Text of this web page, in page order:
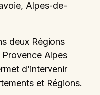
Alpes-de-
deux Régions
Alpes
d’intervenir
et Régions.